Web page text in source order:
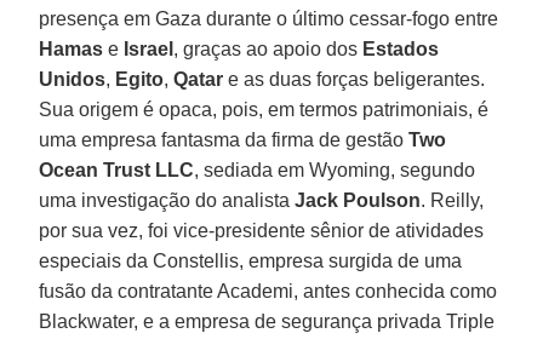
presença em Gaza durante o último cessar-fogo entre
Hamas e Israel , graças ao apoio dos Estados
Unidos, Egito,Qatar e as duas forças beligerantes.
Sua origem é opaca, pois, em termos patrimoniais, é
uma empresa fantasma da firma de gestãoTwo
Ocean Trust LLC, sediada em Wyoming, segundo
uma investigação do analistaJack Poulson. Reilly,
por sua vez, foi vice-presidente sênior de atividades
especiais da Constellis, empresa surgida de uma
fusão da contratante Academi, antes conhecida como
Blackwater, e a empresa de segurança privada Triple